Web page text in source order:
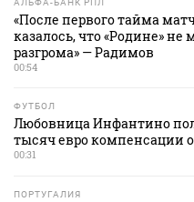
АЛЬФА-БАНК РПЛ
«После первого тайма
казалось, что «Родине» не
разгрома» — Радимов
00:54
ФУТБОЛ
Любовница Инфантино
тысяч евро компенсации
00:31
ПОРТУГАЛИЯ